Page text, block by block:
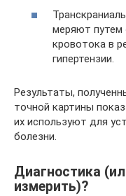
меряют путем
кровотока в
гипертензии.
Результаты,
точной картины
их используют для
болезни.
Диагностика
измерить)?